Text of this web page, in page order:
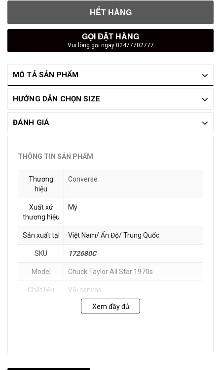
HẾT HÀNG
GỌI ĐẶT HÀNG
Vui lòng gọi ngay 02477702777
MÔ TẢ SẢN PHẨM
HƯỚNG DẪN CHỌN SIZE
ĐÁNH GIÁ
THÔNG TIN SẢN PHẨM
Thương
hiệu
Converse
Xuất xứ
thương hiệu
Mỹ
Sản xuất tại Việt Nam/ Ấn Độ/ Trung Quốc
SKU 172680C
Model Chuck Taylor All Star 1970s
Chất liệu Vải canvas
Tránh mang sản phẩm khi trời mưa hoặc
nhất.
Xem đầy đủ